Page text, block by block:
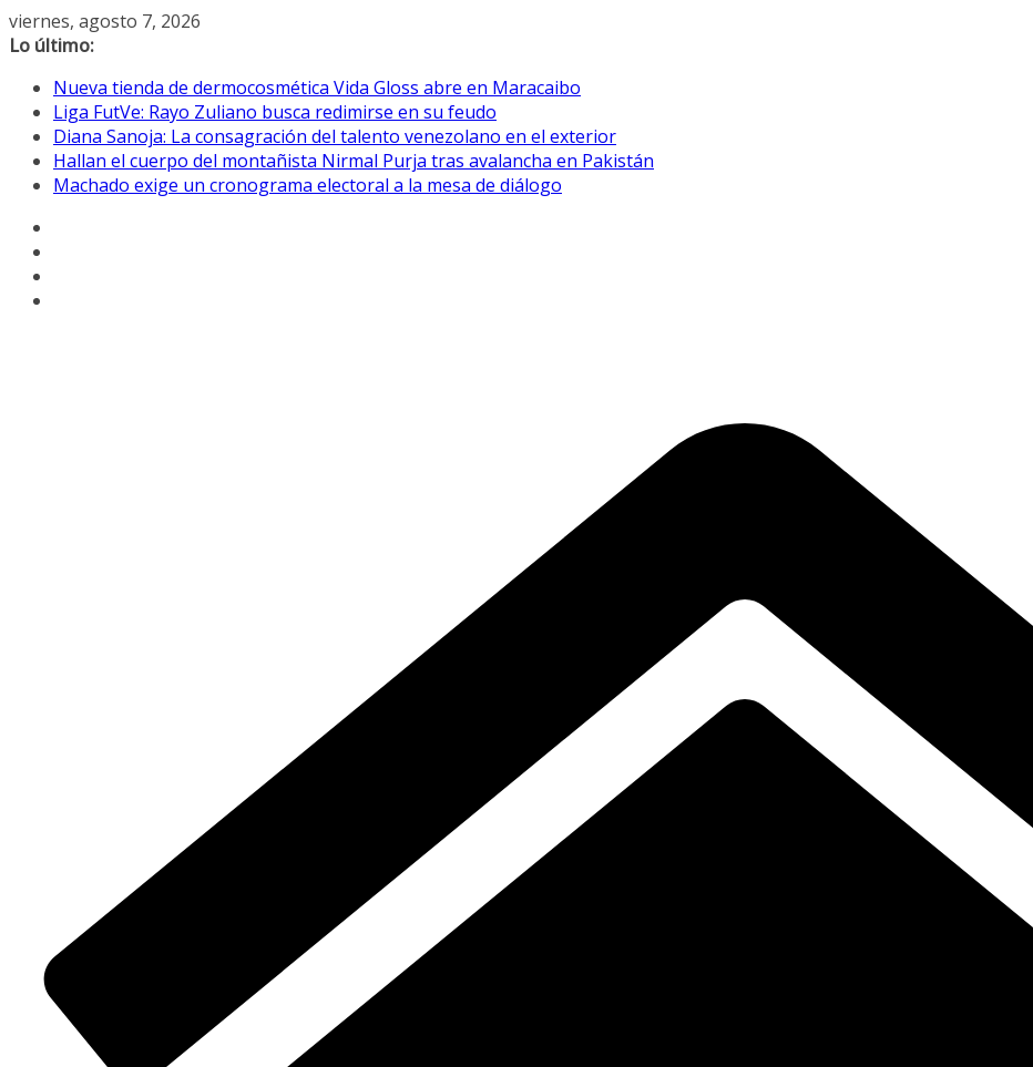
Saltar
al
viernes, agosto 7, 2026
Lo último:
Nueva tienda de dermocosmética Vida Gloss abre en Maracaibo
Liga FutVe: Rayo Zuliano busca redimirse en su feudo
Diana Sanoja: La consagración del talento venezolano en el exterior
Hallan el cuerpo del montañista Nirmal Purja tras avalancha en Pakistán
Machado exige un cronograma electoral a la mesa de diálogo